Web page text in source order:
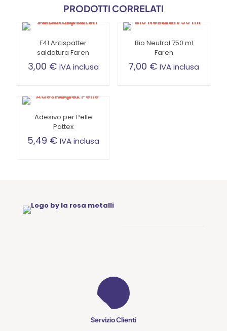
PRODOTTI CORRELATI
F41 Antispatter
saldatura Faren
3,00 € IVA inclusa
Bio Neutral 750 ml
Faren
7,00 € IVA inclusa
Adesivo per Pelle
Pattex
5,49 € IVA inclusa
Servizio Clienti